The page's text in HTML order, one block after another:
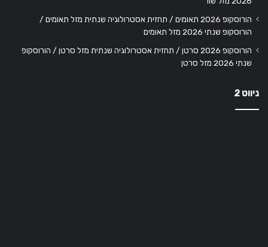
הורוסקופ 2026 תאומים / תחזית אסטרולוגיה שנתית מזל תאומים /
הורוסקופ שנתי 2026 מזל תאומים
הורוסקופ 2026 סרטן / תחזית אסטרולוגיה שנתית מזל סרטן / הורוסקופ
שנתי 2026 מזל סרטן
ניווט 2